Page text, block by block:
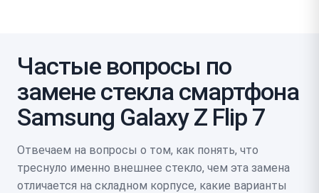
Частые вопросы по
замене стекла смартфона
Samsung Galaxy Z Flip 7
Отвечаем на вопросы о том, как понять, что
треснуло именно внешнее стекло, чем эта замена
отличается на складном корпусе, какие варианты